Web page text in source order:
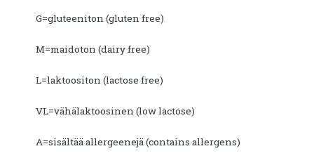
G=gluteeniton (gluten free)
M=maidoton (dairy free)
L=laktoositon (lactose free)
VL=vähälaktoosinen (low lactose)
A=sisältää allergeenejä (contains allergens)